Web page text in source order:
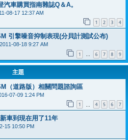
車購買指南雜誌Q＆A。
08-17 12:37 AM
1 2 3 4
引擎噪音抑制表現(分貝計測試公布)
2011-08-18 9:27 AM
1 … 6 7 8 9
主題
（道路版）相關問題諮詢區
07-09 1:24 PM
1 4 5 6 7
車到現在用了11年
15 10:50 PM